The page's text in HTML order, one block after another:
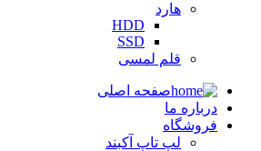
هارد
HDD
SSD
قلم لمسی
صفحه اصلی
درباره ما
فروشگاه
لپ تاپ آکبند